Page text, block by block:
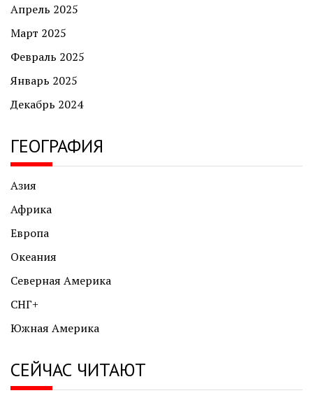
Апрель 2025
Март 2025
Февраль 2025
Январь 2025
Декабрь 2024
ГЕОГРАФИЯ
Азия
Африка
Европа
Океания
Северная Америка
СНГ+
Южная Америка
СЕЙЧАС ЧИТАЮТ